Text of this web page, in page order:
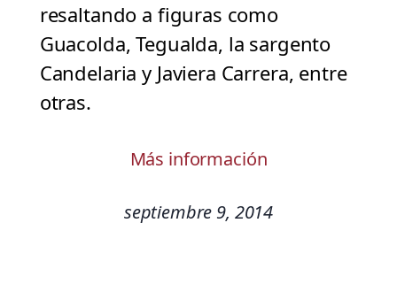
resaltando a figuras como
Guacolda, Tegualda, la sargento
Candelaria y Javiera Carrera, entre
otras.
Más información
septiembre 9, 2014